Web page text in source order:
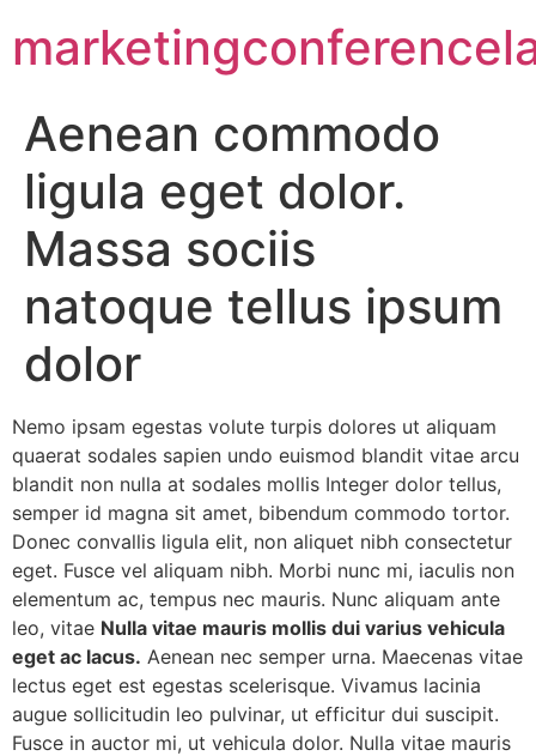
Aenean commodo
ligula eget dolor.
Massa sociis
natoque tellus ipsum
dolor
Nemo ipsam egestas volute turpis dolores ut aliquam
quaerat sodales sapien undo euismod blandit vitae arcu
blandit non nulla at sodales mollis Integer dolor tellus,
semper id magna sit amet, bibendum commodo tortor.
Donec convallis ligula elit, non aliquet nibh consectetur
eget. Fusce vel aliquam nibh. Morbi nunc mi, iaculis non
elementum ac, tempus nec mauris. Nunc aliquam ante
leo, vitae Nulla vitae mauris mollis dui varius vehicula
eget ac lacus. Aenean nec semper urna. Maecenas vitae
lectus eget est egestas scelerisque. Vivamus lacinia
augue sollicitudin leo pulvinar, ut efficitur dui suscipit.
Fusce in auctor mi, ut vehicula dolor. Nulla vitae mauris